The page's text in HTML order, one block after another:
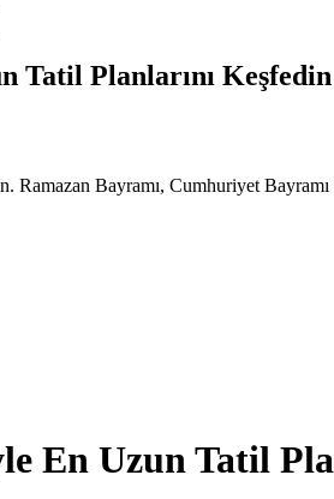
Tatil Planlarını Keşfedin
Bayramı, Cumhuriyet
En Uzun Tatil